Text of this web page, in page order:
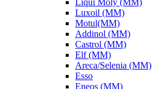
Liqui Moly (ММ)
Luxoil (ММ)
Motul(ММ)
Addinol (ММ)
Castrol (ММ)
Elf (ММ)
Areca/Selenia (ММ)
Esso
Eneos (ММ)